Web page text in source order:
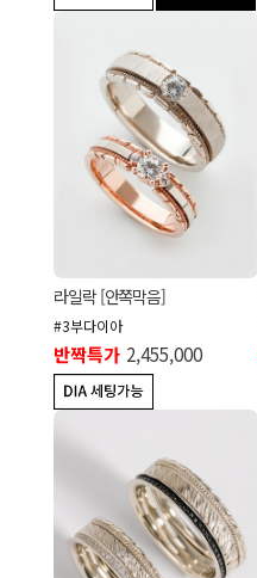
라일락 [안쪽막음]
#3부다이아
반짝특가 2,455,000